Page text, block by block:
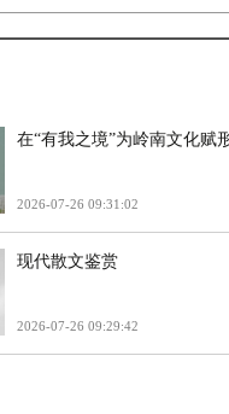
在“有我之境”为岭南文化赋
2026-07-26 09:31:02
现代散文鉴赏
2026-07-26 09:29:42